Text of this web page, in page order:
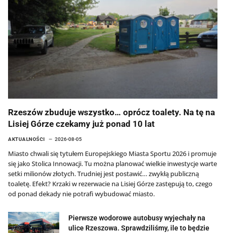
Rzeszów zbuduje wszystko… oprócz toalety. Na tę na
Lisiej Górze czekamy już ponad 10 lat
AKTUALNOŚCI 2026-08-05
Miasto chwali się tytułem Europejskiego Miasta Sportu 2026 i promuje
się jako Stolica Innowacji. Tu można planować wielkie inwestycje warte
setki milionów złotych. Trudniej jest postawić… zwykłą publiczną
toaletę. Efekt? Krzaki w rezerwacie na Lisiej Górze zastępują to, czego
od ponad dekady nie potrafi wybudować miasto.
Pierwsze wodorowe autobusy wyjechały na
ulice Rzeszowa. Sprawdziliśmy, ile to będzie